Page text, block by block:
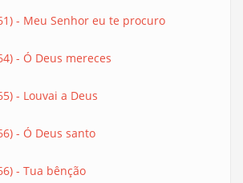
- Meu Senhor eu te procuro
- Ó Deus mereces
- Louvai a Deus
- Ó Deus santo
- Tua bênção